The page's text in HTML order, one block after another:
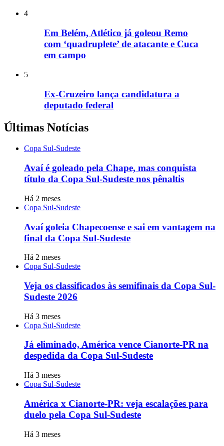
4
Em Belém, Atlético já goleou Remo
com ‘quadruplete’ de atacante e Cuca
em campo
5
Ex-Cruzeiro lança candidatura a
deputado federal
Últimas Notícias
Copa Sul-Sudeste
Avaí é goleado pela Chape, mas conquista
título da Copa Sul-Sudeste nos pênaltis
Há 2 meses
Copa Sul-Sudeste
Avaí goleia Chapecoense e sai em vantagem na
final da Copa Sul-Sudeste
Há 2 meses
Copa Sul-Sudeste
Veja os classificados às semifinais da Copa Sul-
Sudeste 2026
Há 3 meses
Copa Sul-Sudeste
Já eliminado, América vence Cianorte-PR na
despedida da Copa Sul-Sudeste
Há 3 meses
Copa Sul-Sudeste
América x Cianorte-PR: veja escalações para
duelo pela Copa Sul-Sudeste
Há 3 meses